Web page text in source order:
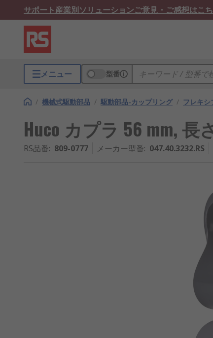
サポート産業別ソリューションご意見・ご感想はこ
メニュー 型番
/ 機械式駆動部品 / 駆動部品-カップリング / フレキシ
Huco カプラ 56 mm, 長
RS品番: 809-0777 メーカー型番: 047.40.3232.RS